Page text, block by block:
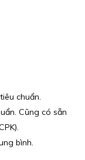
chuẩn.
Cũng có sẵn
bình.